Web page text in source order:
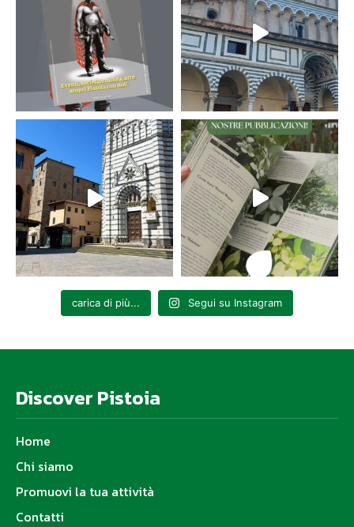
carica di più... Segui su Instagram
Discover Pistoia
Home
Chi siamo
Promuovi la tua attività
Contatti